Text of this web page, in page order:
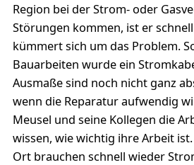
Region bei der Strom- oder
Störungen kommen, ist er
kümmert sich um das Problem.
Bauarbeiten wurde ein
Ausmaße sind noch nicht ganz
wenn die Reparatur aufwendig
Meusel und seine Kollegen die
wissen, wie wichtig ihre Arbeit
Ort brauchen schnell wieder